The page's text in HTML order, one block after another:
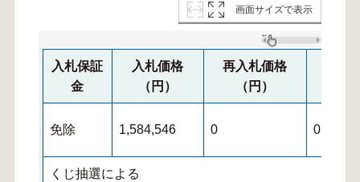
画面サイズで表示
入札保証
金
入札価格
（円）
再入札価格
（円）
免除 1,584,546 0 0
くじ抽選による